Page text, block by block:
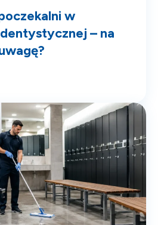
w
– na